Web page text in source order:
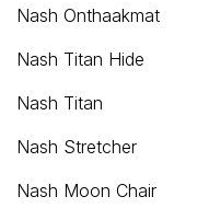
Nash Onthaakmat
Nash Titan Hide
Nash Titan
Nash Stretcher
Nash Moon Chair